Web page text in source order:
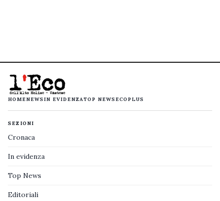
HOMENEWS IN EVIDENZATOP NEWS ECOPLUS
SEZIONI
Cronaca
In evidenza
Top News
Editoriali